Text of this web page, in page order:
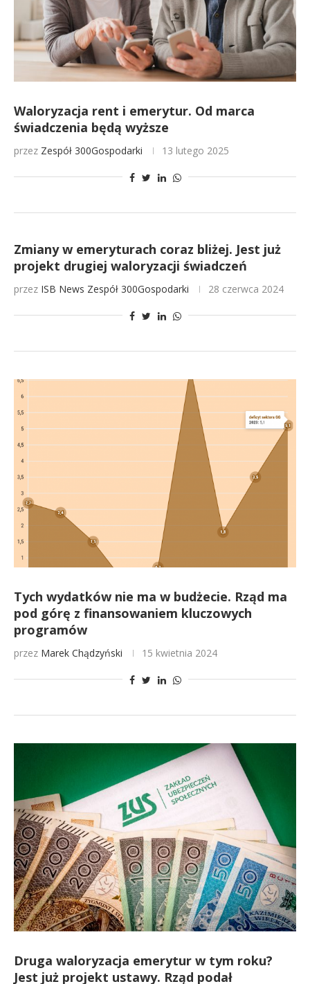
Waloryzacja rent i emerytur. Od marca
świadczenia będą wyższe
przez Zespół 300Gospodarki 13 lutego 2025
Zmiany w emeryturach coraz bliżej. Jest już
projekt drugiej waloryzacji świadczeń
przez ISB News Zespół 300Gospodarki 28 czerwca 2024
Tych wydatków nie ma w budżecie. Rząd ma
pod górę z finansowaniem kluczowych
programów
przez Marek Chądzyński 15 kwietnia 2024
Druga waloryzacja emerytur w tym roku?
Jest już projekt ustawy. Rząd podał